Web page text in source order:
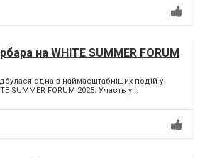
на WHITE SUMMER FORUM
одна з наймасштабніших подій у
SUMMER FORUM 2025. Участь у...